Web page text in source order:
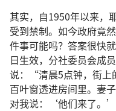
其实，自1950年以来，
受到禁制。如今政府竟
件事可能吗？答案很快
日生效，分社委员会成
说：“清晨5点钟，街上
百叶窗透进房间里。妻
对我说：‘他们来了。